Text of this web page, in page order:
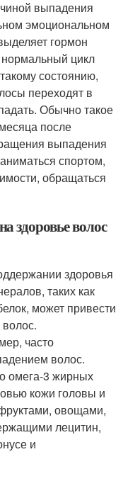
выпадения
эмоциональном
гормон
цикл
состоянию,
переходят в
Обычно такое
после
выпадения
спортом,
обращаться
здоровье волос
здоровья
таких как
может привести
часто
волос.
омега-3 жирных
кожи головы и
овощами,
лецитин,
и